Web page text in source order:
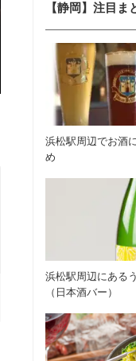
【静岡】注目ま
浜松駅周辺でお酒
め
浜松駅周辺にある
（日本酒バー）